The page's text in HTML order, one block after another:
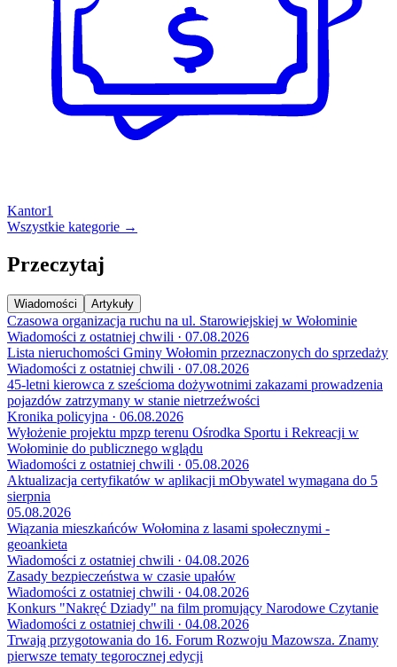
Kantor1
Wszystkie kategorie →
Przeczytaj
Wiadomości Artykuły
Czasowa organizacja ruchu na ul. Starowiejskiej w Wołominie
Wiadomości z ostatniej chwili · 07.08.2026
Lista nieruchomości Gminy Wołomin przeznaczonych do sprzedaży
Wiadomości z ostatniej chwili · 07.08.2026
45-letni kierowca z sześcioma dożywotnimi zakazami prowadzenia
pojazdów zatrzymany w stanie nietrzeźwości
Kronika policyjna · 06.08.2026
Wyłożenie projektu mpzp terenu Ośrodka Sportu i Rekreacji w
Wołominie do publicznego wglądu
Wiadomości z ostatniej chwili · 05.08.2026
Aktualizacja certyfikatów w aplikacji mObywatel wymagana do 5
sierpnia
05.08.2026
Wiązania mieszkańców Wołomina z lasami społecznymi -
geoankieta
Wiadomości z ostatniej chwili · 04.08.2026
Zasady bezpieczeństwa w czasie upałów
Wiadomości z ostatniej chwili · 04.08.2026
Konkurs "Nakręć Dziady" na film promujący Narodowe Czytanie
Wiadomości z ostatniej chwili · 04.08.2026
Trwają przygotowania do 16. Forum Rozwoju Mazowsza. Znamy
pierwsze tematy tegorocznej edycji